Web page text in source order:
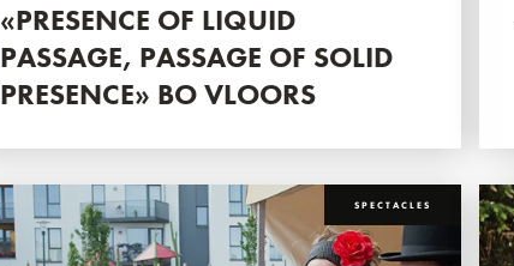
«PRESENCE OF LIQUID
PASSAGE, PASSAGE OF SOLID
PRESENCE» BO VLOORS
SPECTACLES